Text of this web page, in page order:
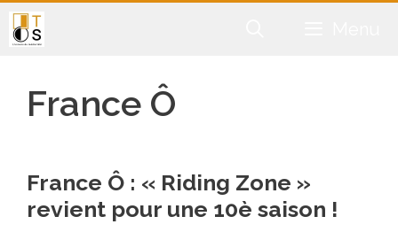
Aller
au
France Ô
France Ô : « Riding Zone »
revient pour une 10è saison !